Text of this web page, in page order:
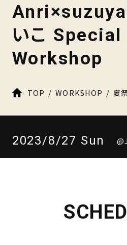
いこ Special
Workshop
TOP WORKSHOP
2023/8/27 Sun